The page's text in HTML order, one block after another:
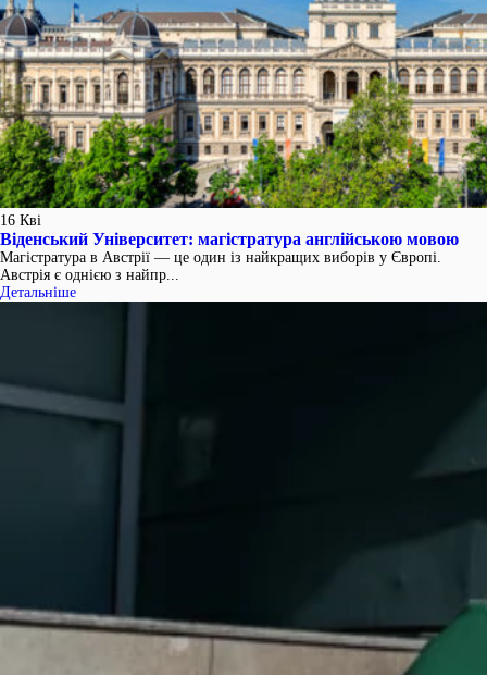
16 Кві
Віденський Університет: магістратура англійською мовою
Магістратура в Австрії — це один із найкращих виборів у Європі.
Австрія є однією з найпр...
Детальніше